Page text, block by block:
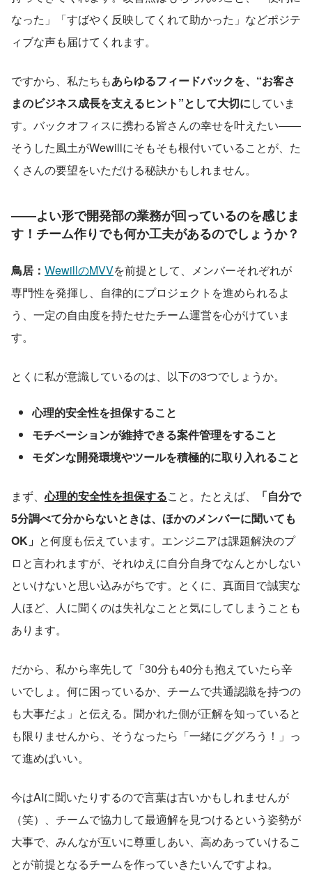
なった」「すばやく反映してくれて助かった」などポジテ
ィブな声も届けてくれます。
ですから、私たちもあらゆるフィードバックを、“お客さ
まのビジネス成長を支えるヒント”として大切にしていま
す。バックオフィスに携わる皆さんの幸せを叶えたい――
そうした風土がWewillにそもそも根付いていることが、た
くさんの要望をいただける秘訣かもしれません。
――よい形で開発部の業務が回っているのを感じま
す！チーム作りでも何か工夫があるのでしょうか？
鳥居： WewillのMVVを前提として、メンバーそれぞれが
専門性を発揮し、自律的にプロジェクトを進められるよ
う、一定の自由度を持たせたチーム運営を心がけていま
す。
とくに私が意識しているのは、以下の3つでしょうか。
心理的安全性を担保すること
モチベーションが維持できる案件管理をすること
モダンな開発環境やツールを積極的に取り入れること
まず、心理的安全性を担保すること。たとえば、
「自分で
5分調べて分からないときは、ほかのメンバーに聞いても
OK」 と何度も伝えています。エンジニアは課題解決のプ
ロと言われますが、それゆえに自分自身でなんとかしない
といけないと思い込みがちです。とくに、真面目で誠実な
人ほど、人に聞くのは失礼なことと気にしてしまうことも
あります。
だから、私から率先して「30分も40分も抱えていたら辛
いでしょ。何に困っているか、チームで共通認識を持つの
も大事だよ」と伝える。聞かれた側が正解を知っていると
も限りませんから、そうなったら「一緒にググろう！」っ
て進めばいい。
今はAIに聞いたりするので言葉は古いかもしれませんが
（笑）、チームで協力して最適解を見つけるという姿勢が
大事で、みんなが互いに尊重しあい、高めあっていけるこ
とが前提となるチームを作っていきたいんですよね。